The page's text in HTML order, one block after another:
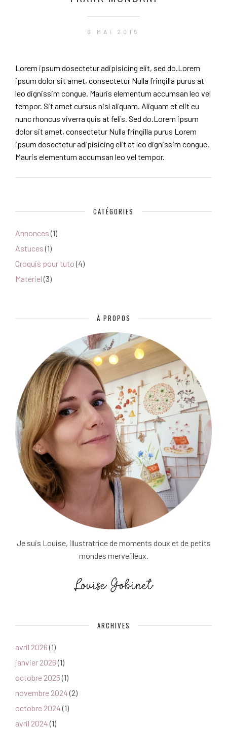
6 MAI 2015
Lorem ipsum dosectetur adipisicing elit, sed do.Lorem
ipsum dolor sit amet, consectetur Nulla fringilla purus at
leo dignissim congue. Mauris elementum accumsan leo vel
tempor. Sit amet cursus nisl aliquam. Aliquam et elit eu
nunc rhoncus viverra quis at felis. Sed do.Lorem ipsum
dolor sit amet, consectetur Nulla fringilla purus Lorem
ipsum dosectetur adipisicing elit at leo dignissim congue.
Mauris elementum accumsan leo vel tempor.
CATÉGORIES
Annonces(1)
Astuces(1)
Croquis pour tuto(4)
Matériel(3)
À PROPOS
Je suis Louise, illustratrice de moments doux et de petits
mondes merveilleux.
ARCHIVES
avril 2026(1)
janvier 2026(1)
octobre 2025(1)
novembre 2024(2)
octobre 2024(1)
avril 2024(1)